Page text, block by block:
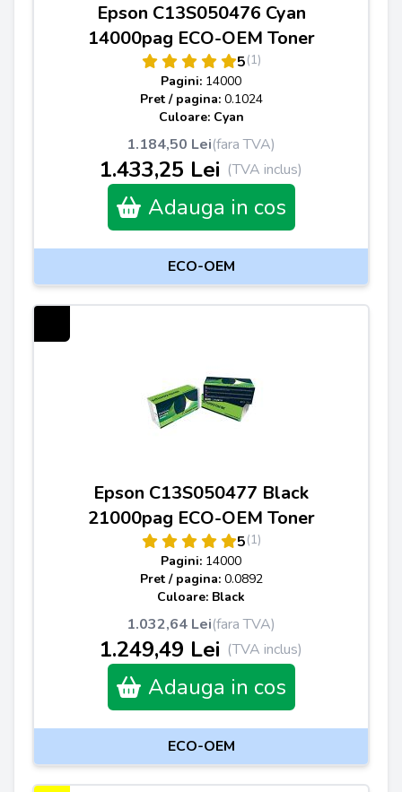
Epson C13S050476 Cyan
14000pag ECO-OEM Toner
5(1)
Pagini: 14000
Pret / pagina: 0.1024
Culoare: Cyan
1.184,50 Lei(fara TVA)
1.433,25 Lei (TVA inclus)
Adauga in cos
ECO-OEM
Epson C13S050477 Black
21000pag ECO-OEM Toner
5(1)
Pagini: 14000
Pret / pagina: 0.0892
Culoare: Black
1.032,64 Lei(fara TVA)
1.249,49 Lei (TVA inclus)
Adauga in cos
ECO-OEM